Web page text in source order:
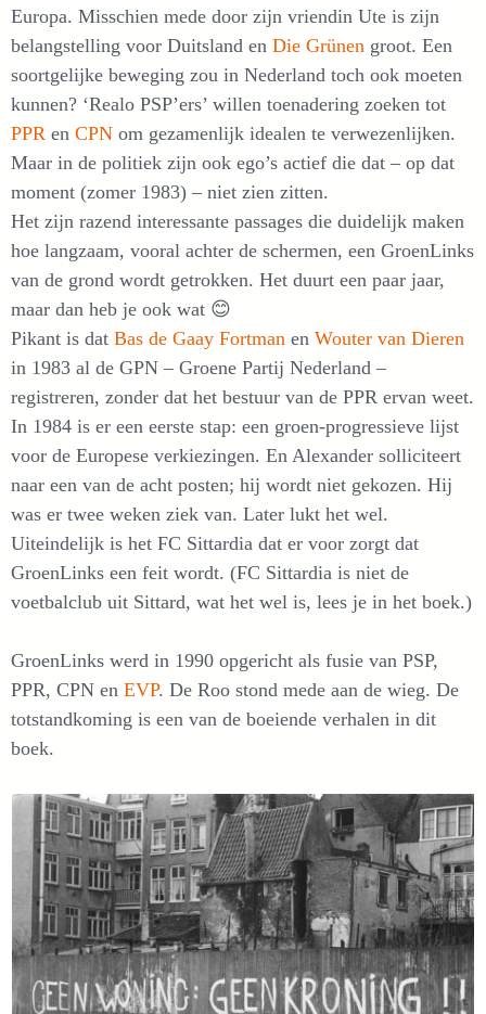
Europa. Misschien mede door zijn vriendin Ute is zijn
belangstelling voor Duitsland en Die Grünen groot. Een
soortgelijke beweging zou in Nederland toch ook moeten
kunnen? ‘Realo PSP’ers’ willen toenadering zoeken tot
PPR en CPN om gezamenlijk idealen te verwezenlijken.
Maar in de politiek zijn ook ego’s actief die dat – op dat
moment (zomer 1983) – niet zien zitten.
Het zijn razend interessante passages die duidelijk maken
hoe langzaam, vooral achter de schermen, een GroenLinks
van de grond wordt getrokken. Het duurt een paar jaar,
maar dan heb je ook wat 😊
Pikant is dat Bas de Gaay Fortman en Wouter van Dieren
in 1983 al de GPN – Groene Partij Nederland –
registreren, zonder dat het bestuur van de PPR ervan weet.
In 1984 is er een eerste stap: een groen-progressieve lijst
voor de Europese verkiezingen. En Alexander solliciteert
naar een van de acht posten; hij wordt niet gekozen. Hij
was er twee weken ziek van. Later lukt het wel.
Uiteindelijk is het FC Sittardia dat er voor zorgt dat
GroenLinks een feit wordt. (FC Sittardia is niet de
voetbalclub uit Sittard, wat het wel is, lees je in het boek.)
GroenLinks werd in 1990 opgericht als fusie van PSP,
PPR, CPN en EVP. De Roo stond mede aan de wieg. De
totstandkoming is een van de boeiende verhalen in dit
boek.